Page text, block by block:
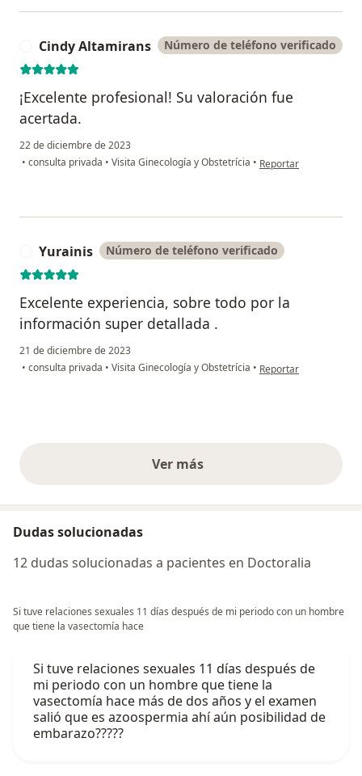
Cindy Altamirans Número de teléfono verificado
¡Excelente profesional! Su valoración fue
acertada.
22 de diciembre de 2023
• consulta privada • Visita Ginecología y Obstetrícia • en opinión del
Reportar
Yurainis Número de teléfono verificado
Excelente experiencia, sobre todo por la
información super detallada .
21 de diciembre de 2023
• consulta privada • Visita Ginecología y Obstetrícia • en opinión del usuario
Reportar
Ver másopiniones anteriores
Dudas solucionadas
12 dudas solucionadas a pacientes en Doctoralia
Si tuve relaciones sexuales 11 días después de mi periodo con un hombre
que tiene la vasectomía hace
Si tuve relaciones sexuales 11 días después de
mi periodo con un hombre que tiene la
vasectomía hace más de dos años y el examen
salió que es azoospermia ahí aún posibilidad de
embarazo?????